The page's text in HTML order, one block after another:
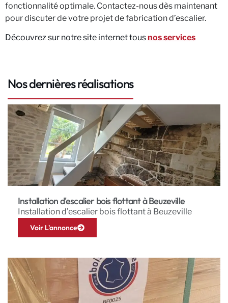
fonctionnalité optimale. Contactez-nous dès maintenant
pour discuter de votre projet de fabrication d’escalier.
Découvrez sur notre site internet tousnos services
Nos dernières réalisations
Installation d'escalier bois flottant à Beuzeville
Installation d’escalier bois flottant à Beuzeville
Voir L'annonce